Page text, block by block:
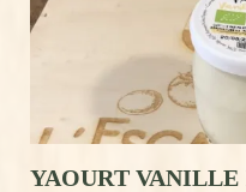
YAOURT